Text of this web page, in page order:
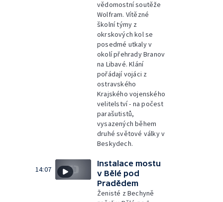
vědomostní soutěže
Wolfram. Vítězné
školní týmy z
okrskových kol se
posedmé utkaly v
okolí přehrady Branov
na Libavé. Klání
pořádají vojáci z
ostravského
Krajského vojenského
velitelství - na počest
parašutistů,
vysazených během
druhé světové války v
Beskydech.
14:07
Instalace mostu
v Bělé pod
Pradědem
Ženisté z Bechyně